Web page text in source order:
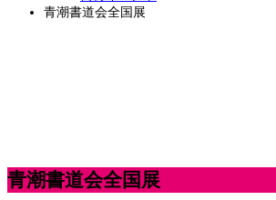
青潮書道会全国展
青潮書道会全国展